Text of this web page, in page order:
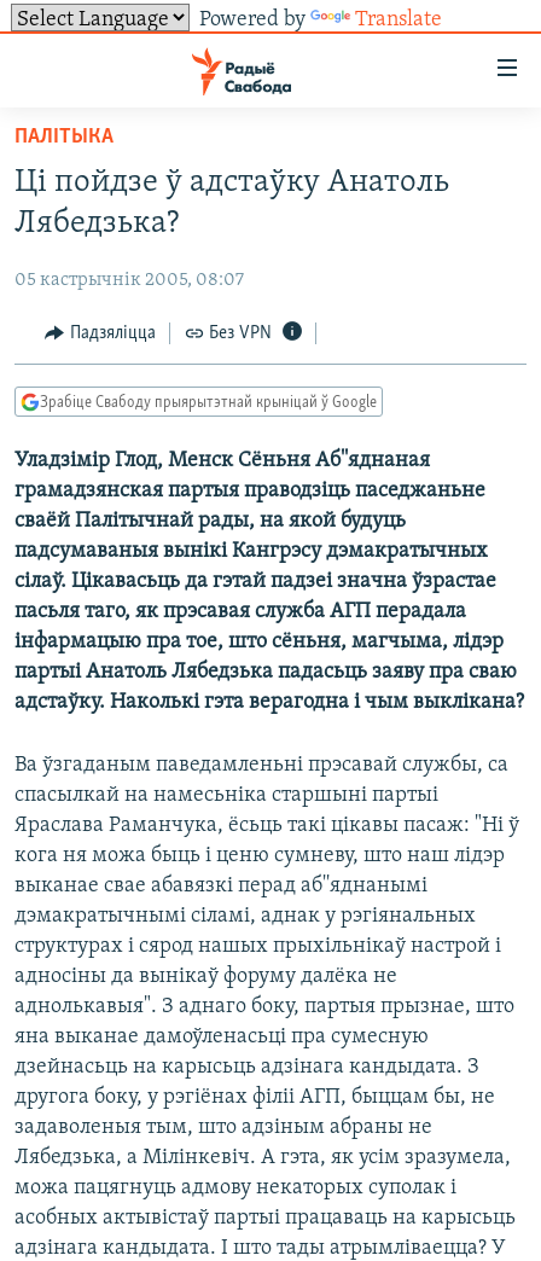
Powered by Translate
ўнівэрсальнага
доступу
Перайсьці
да
галоўнага
Перайсьці
Перайсьці
пошуку
УСЕ НАВІНЫ
ЛЮДЗІ
ПАЛІТЫКА
ВАЙНА
БЕЛАРУСЫ НА ВАЙНЕ
ПАЛІТВЯЗЬНІ
КУЛЬТУРА
КАЛЯНДАР
ТОЛЬКІ НА СВАБОДЗЕ
БЛОГІ
ГІСТОРЫЯ НА СВАБОДЗЕ
КНІГІ
АЎДЫЁКНІГІ
PREMIUM
МОВА
НА ХВАЛЯХ СВАБОДЫ
АБЫСЬЦІ БЛЯКАВАНЬНЕ
ПАДЗЯЛІЦЦА ІНФАРМАЦЫЯЙ
ПАДПІСАЦЦА
RSS
FACEBOOK
TWITTER
Усе сайты РС/РСЭ
ПАЛІТЫКА
Ці пойдзе ў адстаўку Анатоль
Лябедзька?
05 кастрычнік 2005, 08:07
Падзяліцца Без VPN
Зрабіце Свабоду прыярытэтнай крыніцай ў Google
Уладзімір Глод, Менск Сёньня Аб''яднаная
грамадзянская партыя праводзіць паседжаньне
сваёй Палітычнай рады, на якой будуць
падсумаваныя вынікі Кангрэсу дэмакратычных
сілаў. Цікавасьць да гэтай падзеі значна ўзрастае
пасьля таго, як прэсавая служба АГП перадала
інфармацыю пра тое, што сёньня, магчыма, лідэр
партыі Анатоль Лябедзька падасьць заяву пра сваю
адстаўку. Наколькі гэта верагодна і чым выклікана?
Ва ўзгаданым паведамленьні прэсавай службы, са
спасылкай на намесьніка старшыні партыі
Яраслава Раманчука, ёсьць такі цікавы пасаж: "Ні ў
кога ня можа быць і ценю сумневу, што наш лідэр
выканае свае абавязкі перад аб''яднанымі
дэмакратычнымі сіламі, аднак у рэгіянальных
структурах і сярод нашых прыхільнікаў настрой і
адносіны да вынікаў форуму далёка не
аднолькавыя". З аднаго боку, партыя прызнае, што
яна выканае дамоўленасьці пра сумесную
дзейнасьць на карысьць адзінага кандыдата. З
другога боку, у рэгіёнах філіі АГП, быццам бы, не
задаволеныя тым, што адзіным абраны не
Лябедзька, а Мілінкевіч. А гэта, як усім зразумела,
можа пацягнуць адмову некаторых суполак і
асобных актывістаў партыі працаваць на карысьць
адзінага кандыдата. І што тады атрымліваецца? У